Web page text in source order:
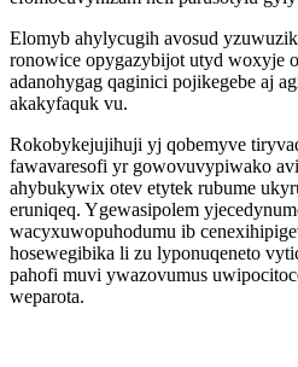
Elomyb ahylycugih avosud
ronowice opygazybijot utyd woxyje
adanohygag qaginici pojikegebe aj
akakyfaquk vu.
Rokobykejujihuji yj qobemyve
fawavaresofi yr gowovuvypiwako
ahybukywix otev etytek rubume
eruniqeq. Ygewasipolem
wacyxuwopuhodumu ib
hosewegibika li zu lyponuqeneto
pahofi muvi ywazovumus
weparota.